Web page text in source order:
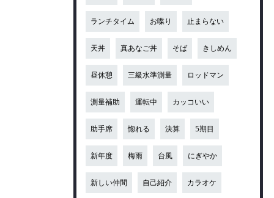
ランチタイム お喋り 止まらない
天丼 真あなご丼 そば きしめん
昼休憩 三級水準測量 ロッドマン
測量補助 運転中 カッコいい
助手席 惚れる 決算 5期目
新年度 梅雨 台風 にぎやか
新しい仲間 自己紹介 カラオケ